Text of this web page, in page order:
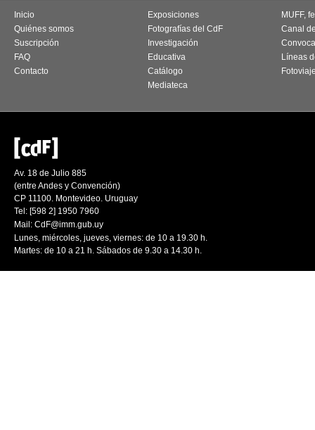
Inicio
Quiénes somos
Suscripción
FAQ
Contacto
Exposiciones
Fotografías del CdF
Investigación
Educativa
Catálogo
Mediateca
MUFF,
Canal
Líneas
Av. 18 de Julio 885
(entre Andes y Convención)
CP 11100. Montevideo. Uruguay
Tel: [598 2] 1950 7960
Mail: CdF@imm.gub.uy
Lunes, miércoles, jueves, viernes: de 10 a 19.30 h.
Martes: de 10 a 21 h. Sábados de 9.30 a 14.30 h.